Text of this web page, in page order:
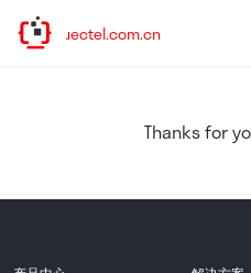
www.quectel.com.cn
Thanks for